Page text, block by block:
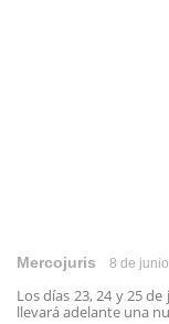
Mercojuris 8 de
Los días 23, 24 y 25
llevará adelante una